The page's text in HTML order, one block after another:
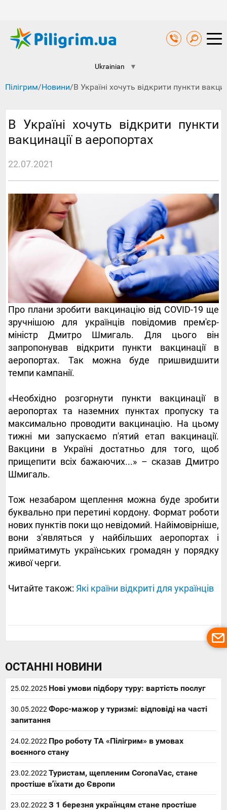
Ukrainian ▼
Пілігрим/Новини/В Україні хочуть відкрити пункти
ОСТАННІ НОВИНИ
25.02.2025 Нові умови підбору туру: вартість послуг
30.05.2022 Форс-мажор у туризмі: відповіді на часті
запитання
24.02.2022 Про роботу ТА «Пілігрим» в умовах
воєнного стану
23.02.2022 Туристам, щепленим CoronaVac, стане
простіше в'їхати до Європи
23.02.2022 З 1 березня українцям стане простіше
В Україні хочуть відкрити пункти
вакцинації в аеропортах
22.07.2021
Про плани зробити вакцинацію від COVID-19 ще
зручнішою для українців повідомив прем'єр-
міністр Дмитро Шмигаль. Для цього він
запропонував відкрити пункти вакцинації в
аеропортах. Так можна буде пришвидшити
темпи кампанії.
«Необхідно розгорнути пункти вакцинації в
аеропортах та наземних пунктах пропуску та
максимально проводити вакцинацію. На цьому
тижні ми запускаємо п'ятий етап вакцинації.
Вакцини в Україні достатньо для того, щоб
прищепити всіх бажаючих...» – сказав Дмитро
Шмигаль.
Тож незабаром щеплення можна буде зробити
буквально при перетині кордону. Формат роботи
нових пунктів поки що невідомий. Найімовірніше,
вони з'являться у найбільших аеропортах і
прийматимуть українських громадян у порядку
живої черги.
Читайте також: Які країни відкриті для українців